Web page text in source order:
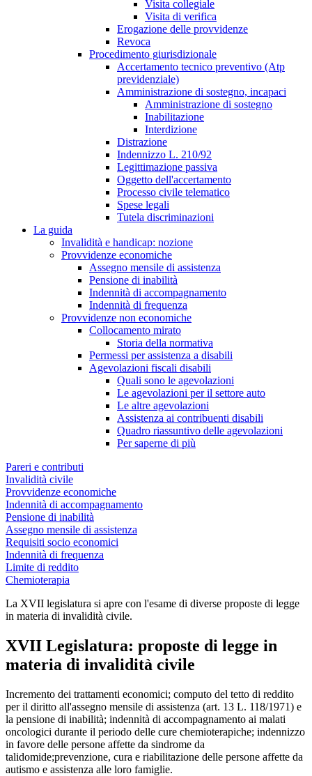
Visita collegiale
Visita di verifica
Erogazione delle provvidenze
Revoca
Procedimento giurisdizionale
Accertamento tecnico preventivo (Atp
previdenziale)
Amministrazione di sostegno, incapaci
Amministrazione di sostegno
Inabilitazione
Interdizione
Distrazione
Indennizzo L. 210/92
Legittimazione passiva
Oggetto dell'accertamento
Processo civile telematico
Spese legali
Tutela discriminazioni
La guida
Invalidità e handicap: nozione
Provvidenze economiche
Assegno mensile di assistenza
Pensione di inabilità
Indennità di accompagnamento
Indennità di frequenza
Provvidenze non economiche
Collocamento mirato
Storia della normativa
Permessi per assistenza a disabili
Agevolazioni fiscali disabili
Quali sono le agevolazioni
Le agevolazioni per il settore auto
Le altre agevolazioni
Assistenza ai contribuenti disabili
Quadro riassuntivo delle agevolazioni
Per saperne di più
Pareri e contributi
Invalidità civile
Provvidenze economiche
Indennità di accompagnamento
Pensione di inabilità
Assegno mensile di assistenza
Requisiti socio economici
Indennità di frequenza
Limite di reddito
Chemioterapia
La XVII legislatura si apre con l'esame di diverse proposte di legge
in materia di invalidità civile.
XVII Legislatura: proposte di legge in
materia di invalidità civile
XVII Legislatura: proposte di legge in
Incremento dei trattamenti economici; computo del tetto di reddito
per il diritto all'assegno mensile di assistenza (art. 13 L. 118/1971) e
la pensione di inabilità; indennità di accompagnamento ai malati
oncologici durante il periodo delle cure chemioterapiche; indennizzo
in favore delle persone affette da sindrome da
talidomide;prevenzione, cura e riabilitazione delle persone affette da
autismo e assistenza alle loro famiglie.